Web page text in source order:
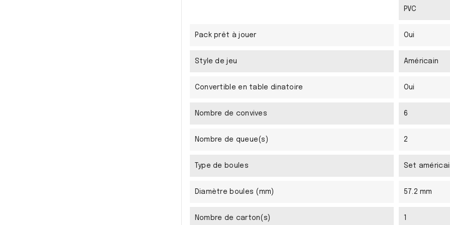
PVC
Pack prêt à jouer Oui
Style de jeu Américain
Convertible en table dinatoire Oui
Nombre de convives 6
Nombre de queue(s) 2
Type de boules Set
Diamètre boules (mm) 57.2 mm
Nombre de carton(s)